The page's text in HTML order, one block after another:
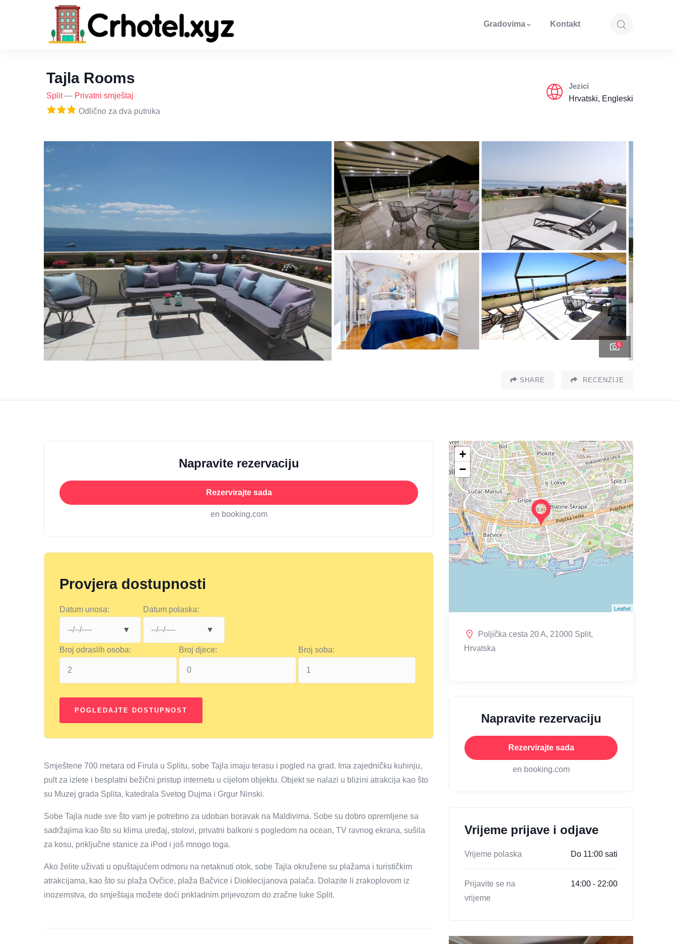
Gradovima Kontakt
Tajla Rooms
Split— Privatni smještaj
Odlično za dva putnika
Jezici
Hrvatski, Engleski
6
SHARE RECENZIJE
Napravite rezervaciju
Rezervirajte sada
en booking.com
Provjera dostupnosti
Datum unosa: Datum polaska:
Broj odraslih osoba: Broj djece: Broj soba:
Smještene 700 metara od Firula u Splitu, sobe Tajla imaju terasu i pogled na grad. Ima zajedničku kuhinju,
pult za izlete i besplatni bežični pristup internetu u cijelom objektu. Objekt se nalazi u blizini atrakcija kao što
su Muzej grada Splita, katedrala Svetog Dujma i Grgur Ninski.
Sobe Tajla nude sve što vam je potrebno za udoban boravak na Maldivima. Sobe su dobro opremljene sa
sadržajima kao što su klima uređaj, stolovi, privatni balkoni s pogledom na ocean, TV ravnog ekrana, sušila
za kosu, priključne stanice za iPod i još mnogo toga.
Ako želite uživati ​​u opuštajućem odmoru na netaknuti otok, sobe Tajla okružene su plažama i turističkim
atrakcijama, kao što su plaža Ovčice, plaža Bačvice i Dioklecijanova palača. Dolazite li zrakoplovom iz
inozemstva, do smještaja možete doći prikladnim prijevozom do zračne luke Split.
+
−
Leaflet
Poljička cesta 20 A, 21000 Split,
Hrvatska
Napravite rezervaciju
Rezervirajte sada
en booking.com
Vrijeme prijave i odjave
Vrijeme polaska Do 11:00 sati
Prijavite se na
vrijeme
14:00 - 22:00